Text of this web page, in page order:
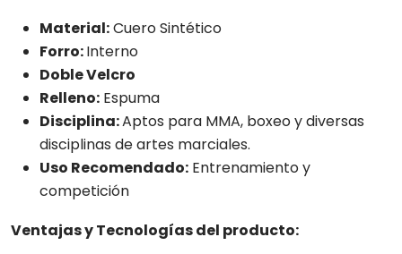
Material:Cuero Sintético
Forro:Interno
Doble Velcro
Relleno: Espuma
Disciplina:Aptos para MMA, boxeo y diversas
disciplinas de artes marciales.
Uso Recomendado: Entrenamiento y
competición
Ventajas y Tecnologías del producto: